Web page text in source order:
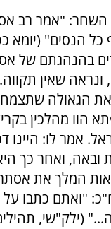
"אמר רב
הנסים" (יומא
בהנהגתם של
שאין
הגאולה שתצמח
הוו מהלכין
אמר לו:
ואחר כך
המלך את
"ואתם כתבו
(ילק"שי,